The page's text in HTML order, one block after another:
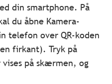
din smartphone. På
du åbne Kamera-
telefon over QR-koden
firkant). Tryk på
på skærmen, og